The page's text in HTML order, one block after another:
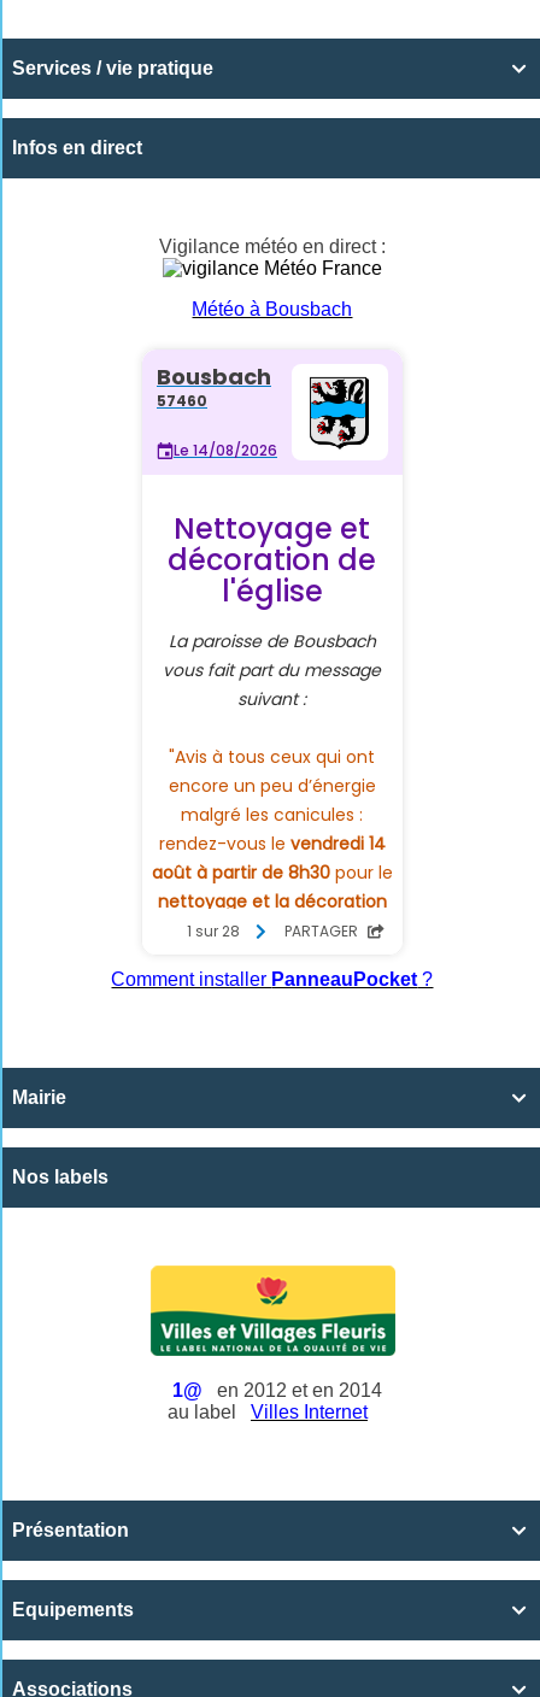

Services / vie pratique
Infos en direct
Vigilance météo en direct :
Météo à Bousbach
Comment installer PanneauPocket ?

Mairie
Nos labels
1@
en 2012 et en 2014
au label
Villes Internet

Présentation

Equipements

Associations